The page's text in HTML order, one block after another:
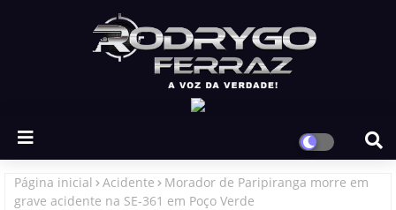
Página inicial Acidente
Morador de Paripiranga morre em
grave acidente na SE-361 em Poço Verde